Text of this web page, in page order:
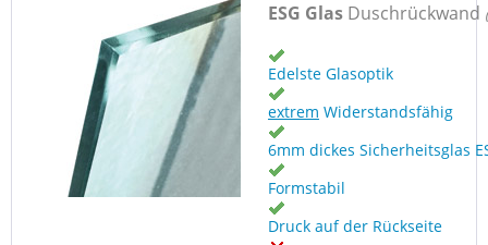
ESG Glas Duschrückwand
Edelste Glasoptik
extrem Widerstandsfähig
6mm dickes Sicherheitsglas
Formstabil
Druck auf der Rückseite